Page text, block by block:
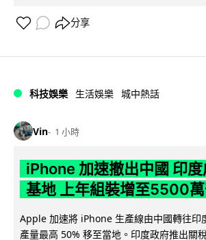
分享
科技娛樂 生活娛樂 城中熱話
Vin 1 小時
iPhone 加速撤出中國 印
基地 上年組裝增至5500
Apple 加速將 iPhone 生產線由中國轉往印
產量最高 50% 移至當地。印度政府推出關